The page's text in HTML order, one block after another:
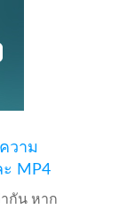
วาม
MP4
กัน หาก